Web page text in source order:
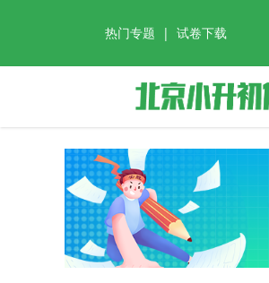
热门专题 | 试卷下载